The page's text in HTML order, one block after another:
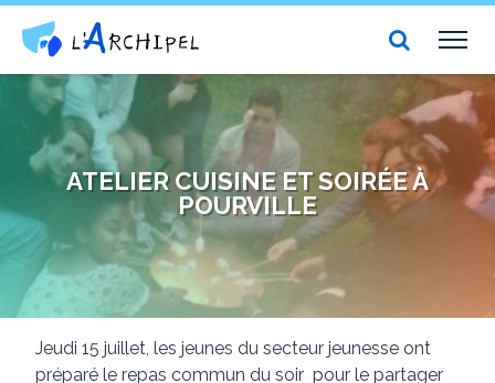
Centre social et culturel l'Archipel
ATELIER CUISINE ET SOIRÉE À
POURVILLE
Jeudi 15 juillet, les jeunes du secteur jeunesse ont
préparé le repas commun du soir pour le partager